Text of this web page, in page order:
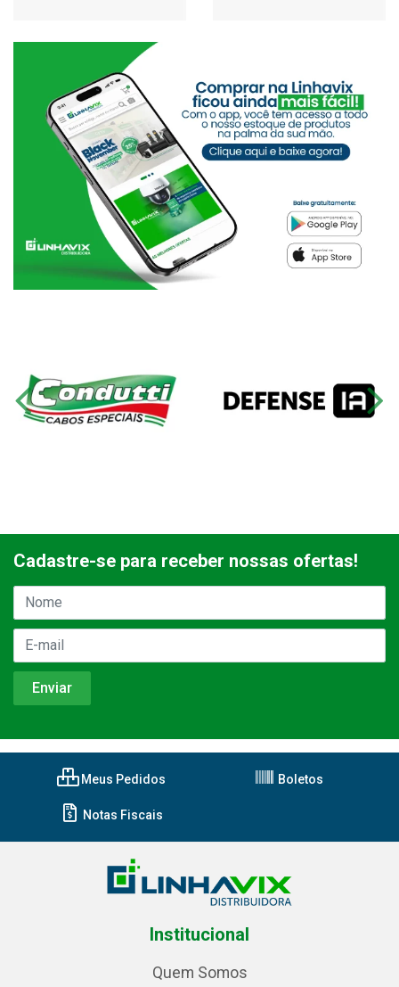
Cadastre-se para receber nossas ofertas!
Meus Pedidos Boletos
Notas Fiscais
Institucional
Quem Somos